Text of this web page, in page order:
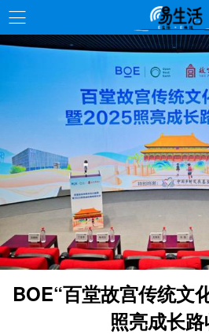
BOE“百堂故宫传统文
照亮成长